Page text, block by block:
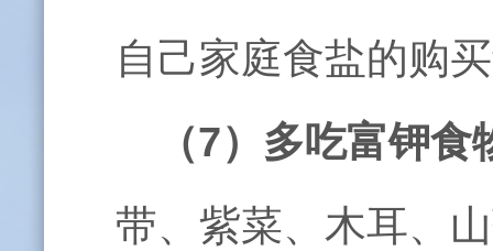
自己家庭食盐的购
（7）多吃富钾食
带、紫菜、木耳、